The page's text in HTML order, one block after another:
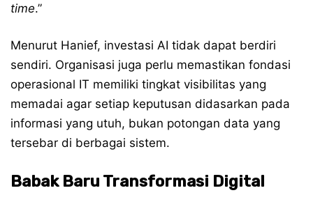
time.”
Menurut Hanief, investasi AI tidak dapat berdiri
sendiri. Organisasi juga perlu memastikan fondasi
operasional IT memiliki tingkat visibilitas yang
memadai agar setiap keputusan didasarkan pada
informasi yang utuh, bukan potongan data yang
tersebar di berbagai sistem.
Babak Baru Transformasi Digital